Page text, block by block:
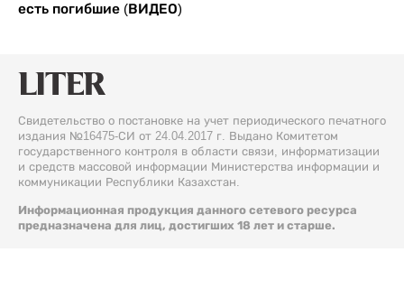
есть погибшие (ВИДЕО)
Свидетельство о постановке на учет периодического печатного
издания №16475-СИ от 24.04.2017 г. Выдано Комитетом
государственного контроля в области связи, информатизации
и средств массовой информации Министерства информации и
коммуникации Республики Казахстан.
Информационная продукция данного сетевого ресурса
предназначена для лиц, достигших 18 лет и старше.